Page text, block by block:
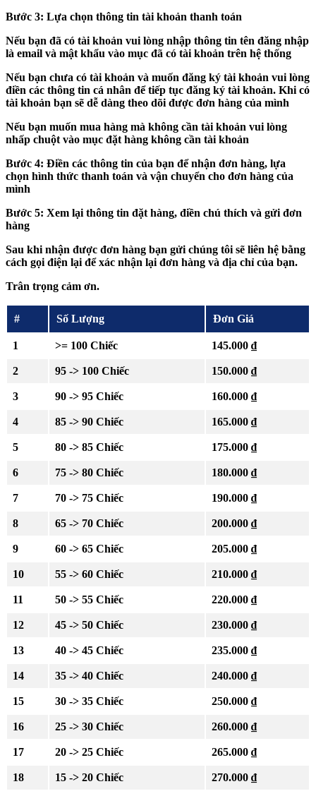
Bước 3: Lựa chọn thông tin tài khoản thanh toán
Nếu bạn đã có tài khoản vui lòng nhập thông tin tên đăng nhập
là email và mật khẩu vào mục đã có tài khoản trên hệ thống
Nếu bạn chưa có tài khoản và muốn đăng ký tài khoản vui lòng
điền các thông tin cá nhân để tiếp tục đăng ký tài khoản. Khi có
tài khoản bạn sẽ dễ dàng theo dõi được đơn hàng của mình
Nếu bạn muốn mua hàng mà không cần tài khoản vui lòng
nhấp chuột vào mục đặt hàng không cần tài khoản
Bước 4: Điền các thông tin của bạn để nhận đơn hàng, lựa
chọn hình thức thanh toán và vận chuyển cho đơn hàng của
mình
Bước 5: Xem lại thông tin đặt hàng, điền chú thích và gửi đơn
hàng
Sau khi nhận được đơn hàng bạn gửi chúng tôi sẽ liên hệ bằng
cách gọi điện lại để xác nhận lại đơn hàng và địa chỉ của bạn.
Trân trọng cảm ơn.
# Số Lượng Đơn Giá
1 >= 100 Chiếc 145.000 ₫
2 95 -> 100 Chiếc 150.000 ₫
3 90 -> 95 Chiếc 160.000 ₫
4 85 -> 90 Chiếc 165.000 ₫
5 80 -> 85 Chiếc 175.000 ₫
6 75 -> 80 Chiếc 180.000 ₫
7 70 -> 75 Chiếc 190.000 ₫
8 65 -> 70 Chiếc 200.000 ₫
9 60 -> 65 Chiếc 205.000 ₫
10 55 -> 60 Chiếc 210.000 ₫
11 50 -> 55 Chiếc 220.000 ₫
12 45 -> 50 Chiếc 230.000 ₫
13 40 -> 45 Chiếc 235.000 ₫
14 35 -> 40 Chiếc 240.000 ₫
15 30 -> 35 Chiếc 250.000 ₫
16 25 -> 30 Chiếc 260.000 ₫
17 20 -> 25 Chiếc 265.000 ₫
18 15 -> 20 Chiếc 270.000 ₫